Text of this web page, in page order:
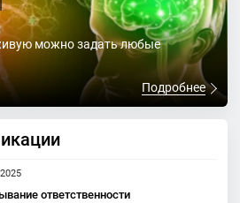
можно задать любые
Подробнее
ответственности